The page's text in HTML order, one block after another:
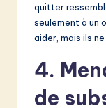
quitter
seulement à un
aider, mais ils
4.
de